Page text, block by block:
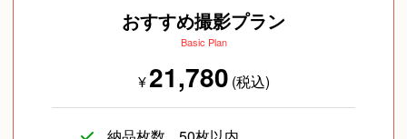
おすすめ撮影プラン
Basic Plan
¥21,780 (税込)